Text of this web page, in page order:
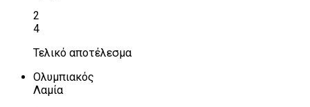
2
4
Τελικό αποτέλεσμα
Ολυμπιακός
Λαμία